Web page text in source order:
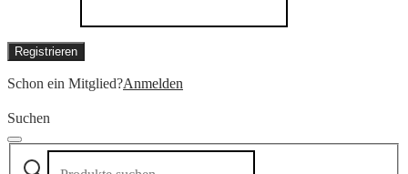
Registrieren
Schon ein Mitglied?Anmelden
Suchen
Suchen
nach: